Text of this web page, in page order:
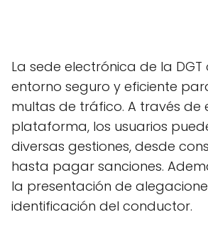
La sede electrónica de la DGT
entorno seguro y eficiente
multas de tráfico. A través de
plataforma, los usuarios
diversas gestiones, desde
hasta pagar sanciones.
la presentación de
identificación del conductor.